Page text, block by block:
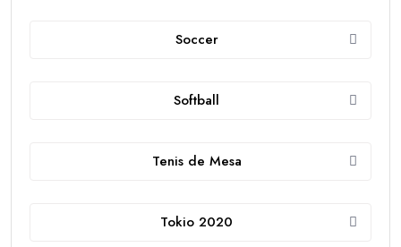
Soccer
Softball
Tenis de Mesa
Tokio 2020